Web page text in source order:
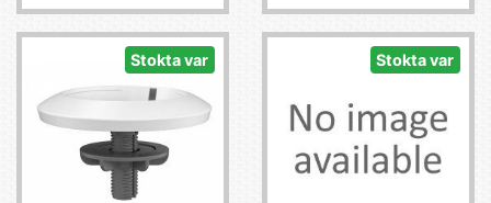
Stokta var Stokta var